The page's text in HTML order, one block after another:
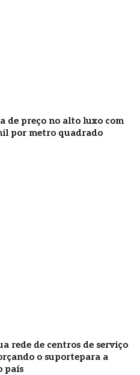
de preço no alto luxo com
por metro quadrado
rede de centros de serviço
o suportepara a
país